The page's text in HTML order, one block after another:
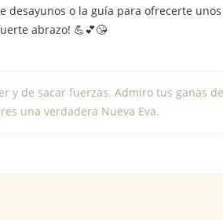
desayunos o la guía para ofrecerte
abrazo! 💪💕😘
y de sacar fuerzas. Admiro tus ganas
una verdadera Nueva Eva.